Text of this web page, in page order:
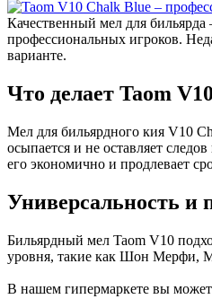
Качественный мел для бильярда
профессиональных игроков.
варианте.
Что делает Taom
Мел для бильярдного кия V10
осыпается и не оставляет
его экономично и продлевает
Универсальность и
Бильярдный мел Taom V10
уровня, такие как Шон Мерфи,
В нашем гипермаркете вы